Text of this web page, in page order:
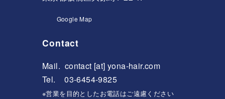
Google Map
Contact
Mail. contact [at] yona-hair.com
Tel. 03-6454-9825
※営業を目的としたお電話はご遠慮ください